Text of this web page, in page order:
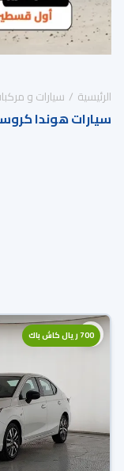
الرئيسية سيارات و
سيارات هوندا
700 ريال كاش باك